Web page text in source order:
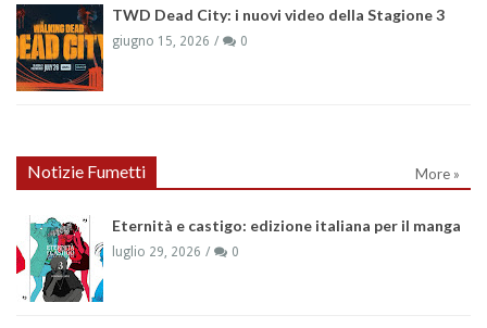
TWD Dead City: i nuovi video della Stagione 3
giugno 15, 2026 0
Notizie Fumetti More »
Eternità e castigo: edizione italiana per il manga
luglio 29, 2026 0